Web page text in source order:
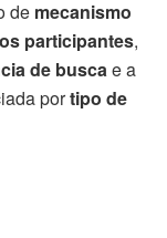
de mecanismo
participantes,
de buscae a
portipo de